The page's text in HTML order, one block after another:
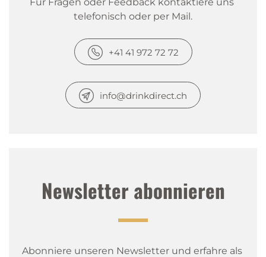
telefonisch oder per Mail.
+41 41 972 72 72
info@drinkdirect.ch
Newsletter abonnieren
Abonniere unseren Newsletter und erfahre als